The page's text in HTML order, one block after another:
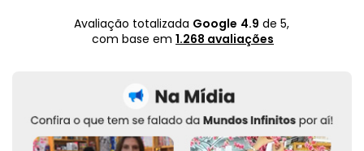
Avaliação totalizada Google 4.9 de 5,
com base em 1.268 avaliações